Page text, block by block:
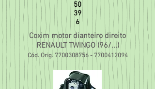
50
39
6
Coxim motor dianteiro direito
RENAULT TWINGO (96/...)
Cód. Orig. 7700308756- 7700412094